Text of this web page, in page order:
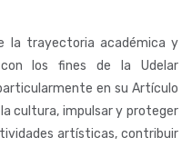
la trayectoria académica y
los fines de la Udelar
en su Artículo
cultura, impulsar y proteger
artísticas, contribuir